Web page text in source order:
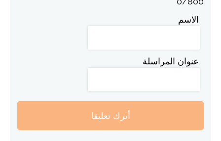
الاسم
عنوان المراسلة
أترك تعليقا